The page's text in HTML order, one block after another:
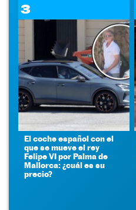
3
El coche español con el
que se mueve el rey
Felipe VI por Palma de
Mallorca: ¿cuál es su
precio?